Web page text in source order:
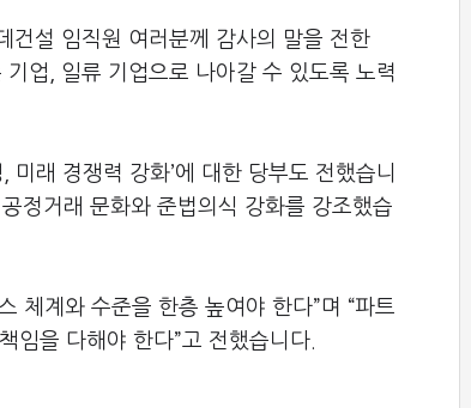
건설 임직원 여러분께 감사의 말을 전한
업, 일류 기업으로 나아갈 수 있도록 노력
래 경쟁력 강화’에 대한 당부도 전했습니
정거래 문화와 준법의식 강화를 강조했습
체계와 수준을 한층 높여야 한다”며 “파트
임을 다해야 한다”고 전했습니다.